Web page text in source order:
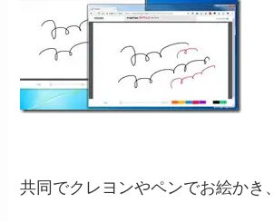
共同でクレヨンやペンでお絵かき、